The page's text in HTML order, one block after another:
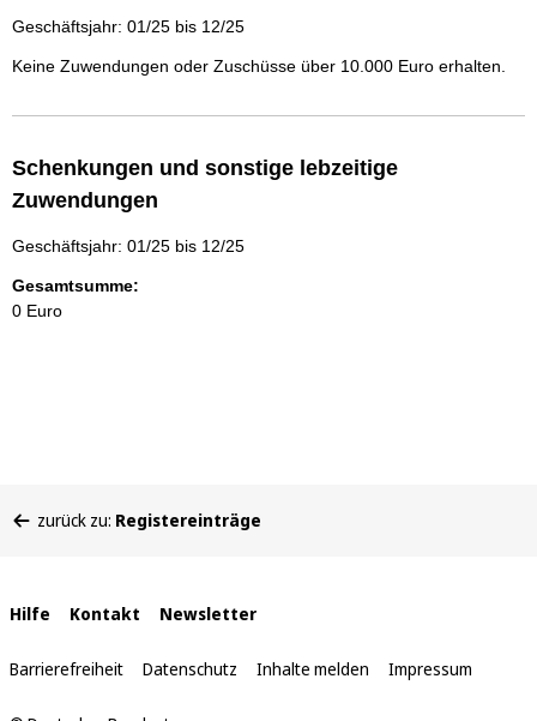
Geschäftsjahr: 01/25 bis 12/25
Keine Zuwendungen oder Zuschüsse über 10.000 Euro erhalten.
Schenkungen und sonstige lebzeitige
Zuwendungen
Geschäftsjahr: 01/25 bis 12/25
Gesamtsumme:
0 Euro
befinden
zurück zu: Registereinträge
Interne
Links
Hilfe Kontakt Newsletter
Barrierefreiheit Datenschutz Inhalte melden Impressum